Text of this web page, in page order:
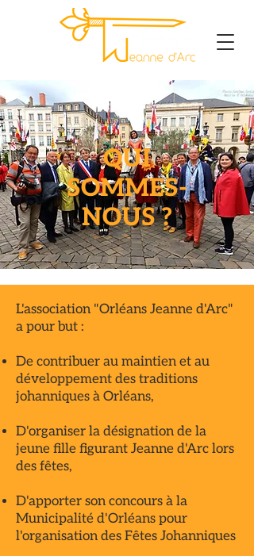
QUI
SOMMES-
NOUS ?
L'association "Orléans Jeanne d'Arc"
a pour but :
De contribuer au maintien et au
développement des traditions
johanniques à Orléans,
D'organiser la désignation de la
jeune fille figurant Jeanne d'Arc lors
des fêtes,
D'apporter son concours à la
Municipalité d'Orléans pour
l'organisation des Fêtes Johanniques